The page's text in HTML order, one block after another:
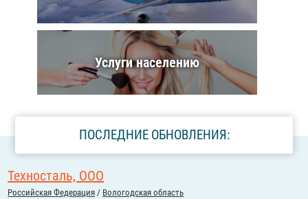
Услуги населению
ПОСЛЕДНИЕ ОБНОВЛЕНИЯ:
Техносталь, ООО
Российcкая Федерация / Вологодская область